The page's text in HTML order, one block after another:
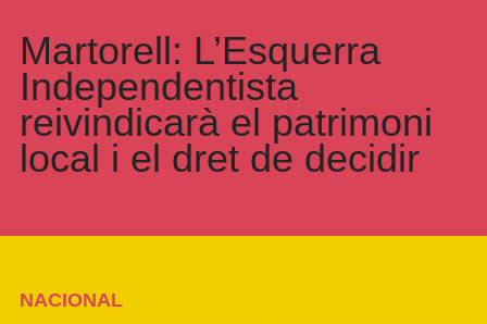
Martorell: L’Esquerra
Independentista
reivindicarà el patrimoni
local i el dret de decidir
NACIONAL